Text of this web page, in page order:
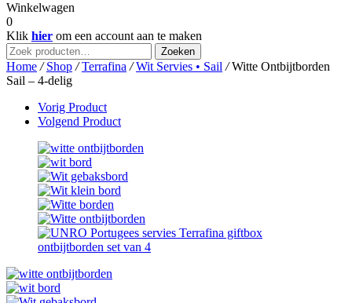
Winkelwagen
0
Klik hier om een account aan te maken
Zoeken
naar:
Zoeken
Home / Shop / Terrafina / Wit Servies • Sail /Witte Ontbijtborden
Sail – 4-delig
Vorig Product
Volgend Product